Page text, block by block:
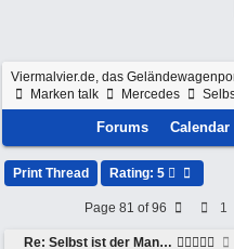
Viermalvier.de, das
Marken talk
Mercedes
Forums Calendar
Print Thread Rating: 5
Page 81 of 96 1
Re: Selbst ist der Mann / Rahmen restaurieren